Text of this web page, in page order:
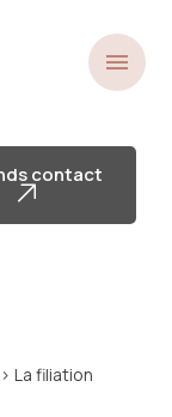
menu
contact
> La filiation